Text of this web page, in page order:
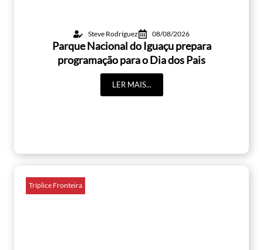
Steve Rodríguez 08/08/2026
Parque Nacional do Iguaçu prepara
programação para o Dia dos Pais
LER MAIS...
Tríplice Fronteira